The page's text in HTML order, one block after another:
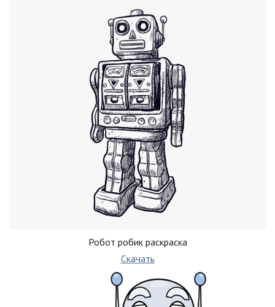
Робот робик раскраска
Скачать